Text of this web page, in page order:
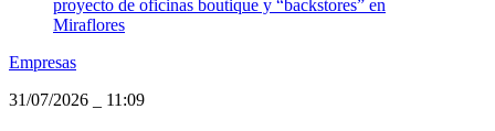
Empresas
31/07/2026
11:09